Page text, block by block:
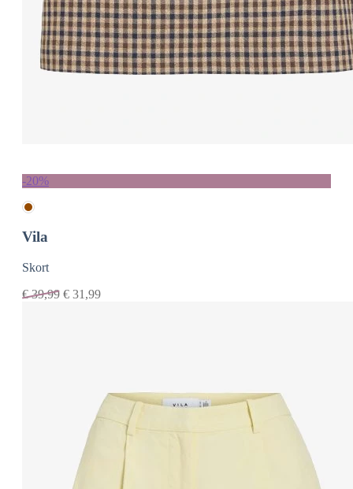
-20%
Vila
Skort
€39,99 € 31,99